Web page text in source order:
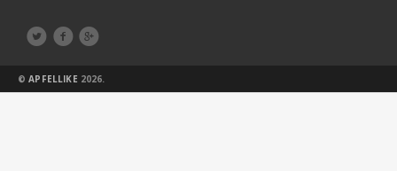
  
©APFELLIKE 2026.